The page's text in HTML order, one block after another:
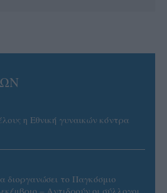
η Εθνική γυναικών κόντρα
διοργανώσει το Παγκόσμιο